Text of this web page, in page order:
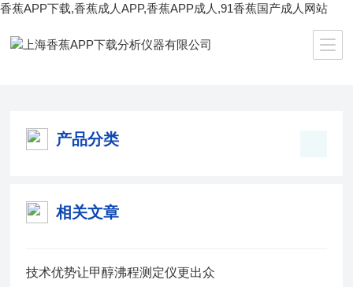
香蕉APP下载,香蕉成人APP,香蕉APP成人,91香蕉国产成人网站
产品分类
相关文章
技术优势让甲醇沸程测定仪更出众